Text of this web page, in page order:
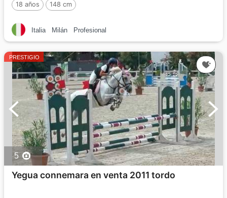
18 años
148 cm
Italia Milán Profesional
PRESTIGIO
5
Yegua connemara en venta 2011 tordo